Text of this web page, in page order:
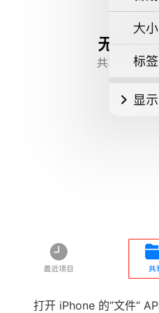
打开 iPhone 的”文件“